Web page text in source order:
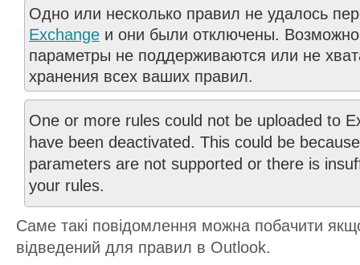
Одно или несколько правил не удалось
Exchange и они были отключены.
параметры не поддерживаются или не
хранения всех ваших правил.
One or more rules could not be uploaded to
have been deactivated. This could be
parameters are not supported or there is
your rules.
Саме такі повідомлення можна побачити
відведений для правил в Outlook.